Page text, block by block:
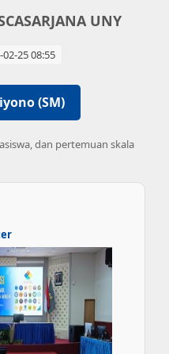
UNY
25 08:55
(SM)
dan pertemuan skala